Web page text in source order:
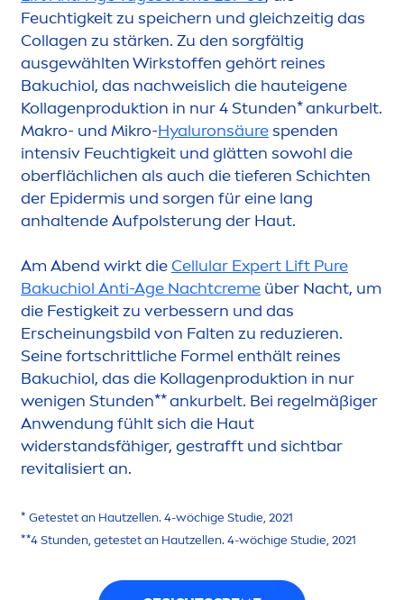
3.HYDRATISIEREN SIE IHRE HAUT
(MORGENS UND ABENDS)
Nach dem Serum hilft dieNIVEACellularExpert
Lift Anti-Age TagescremeLSF 30, die
Feuchtigkeit zu speichern und gleichzeitig das
Collagen zu stärken. Zu den sorgfältig
ausgewählten Wirkstoffen gehört reines
Bakuchiol, das nachweislich die hauteigene
Kollagenproduktion in nur 4 Stunden* ankurbelt.
oberflächlichen als auch die tieferen Schichten
der Epidermis und sorgen für eine lang